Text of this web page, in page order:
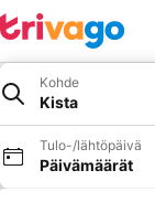
Kohde
Kista
Tulo-/lähtöpäivä
Päivämäärät